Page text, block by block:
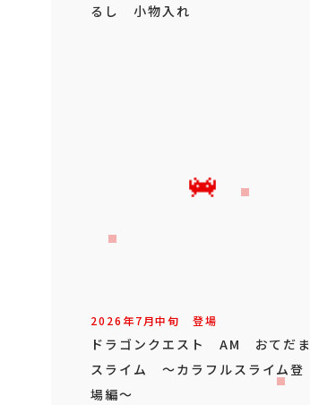
るし 小物入れ
2026年7月中旬 登場
ドラゴンクエスト AM おてだま
スライム ～カラフルスライム登
場編～